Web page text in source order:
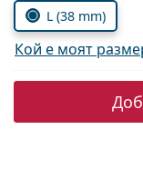
L (38 mm)
Кой е моят